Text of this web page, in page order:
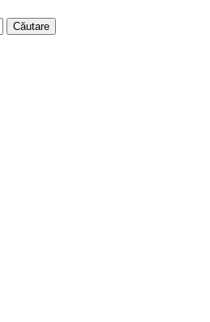
Căutare